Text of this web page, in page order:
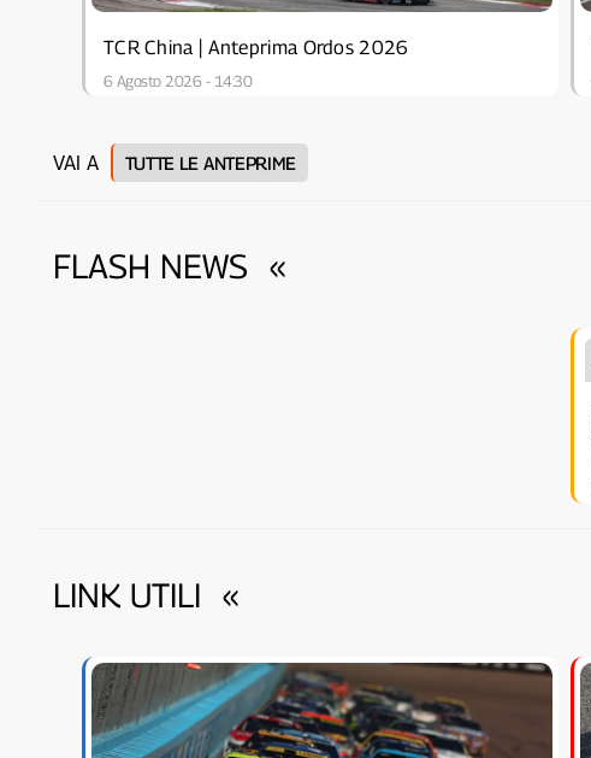
TCR China | Anteprima Ordos 2026
6 Agosto 2026 - 14:30
VAI A TUTTE LE ANTEPRIME
FLASH NEWS «
LINK UTILI «